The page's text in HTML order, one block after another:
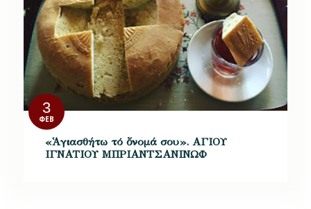
3
ΦΕΒ
«Ἁγιασθήτω τό ὄνομά σου». ΑΓΙΟΥ
ΙΓΝΑΤΙΟΥ ΜΠΡΙΑΝΤΣΑΝΙΝΩΦ